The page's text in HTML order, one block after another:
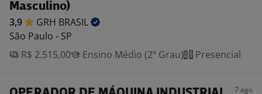
Masculino)
3,9 GRH BRASIL
São Paulo - SP
R$ 2.515,00
Ensino Médio (2º Grau) Presencial
7 ago